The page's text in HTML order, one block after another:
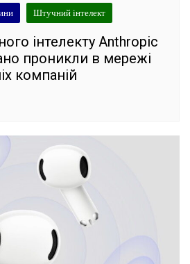
Штучний інтелект
інтелекту Anthropic
проникли в мережі
компаній